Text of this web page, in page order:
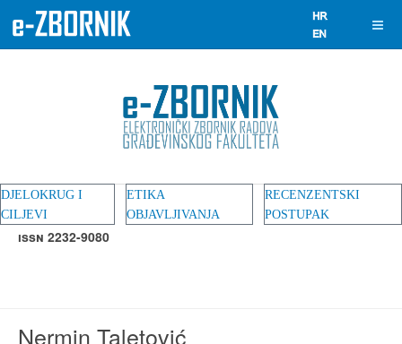
DJELOKRUG I
CILJEVI
ETIKA
OBJAVLJIVANJA
RECENZENTSKI
POSTUPAK
ISSN 2232-9080
Nermin Taletović